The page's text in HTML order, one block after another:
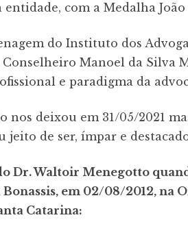
entidade, com a Medalha
do Instituto dos
Manoel da Silva
e paradigma da
nos deixou em 31/05/2021
jeito de ser, ímpar e
Dr. Waltoir Menegotto
em 02/08/2012, na
Catarina: